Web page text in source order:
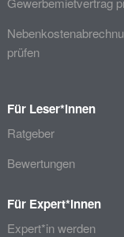
prüfen
Für Leser*innen
Ratgeber
Bewertungen
Für Expert*innen
Expert*in werden